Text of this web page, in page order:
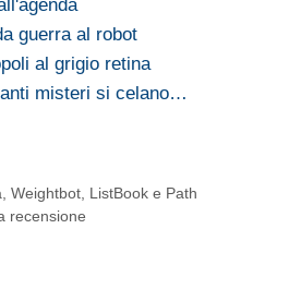
guerra al robot
al grigio retina
misteri si celano…
Weightbot, ListBook e Path
recensione